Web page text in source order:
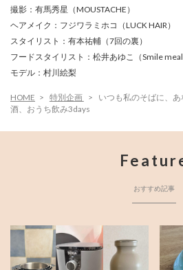
撮影：有馬秀星（MOUSTACHE）
ヘアメイク：フジワラミホコ（LUCK HAIR）
スタイリスト：有本祐輔（7回の裏）
フードスタイリスト：松井あゆこ（Smile meal
モデル：村川絵梨
HOME 特別企画
いつも私のそばに、
酒、おうち飲み3days
おすすめ記事